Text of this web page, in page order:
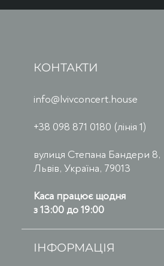
КОНТАКТИ
info@lvivconcert.house
+38 098 871 0180 (лінія 1)
вулиця Степана Бандери 8,
Львів, Україна, 79013
Каса працює щодня
з 13:00 до 19:00
ІНФОРМАЦІЯ